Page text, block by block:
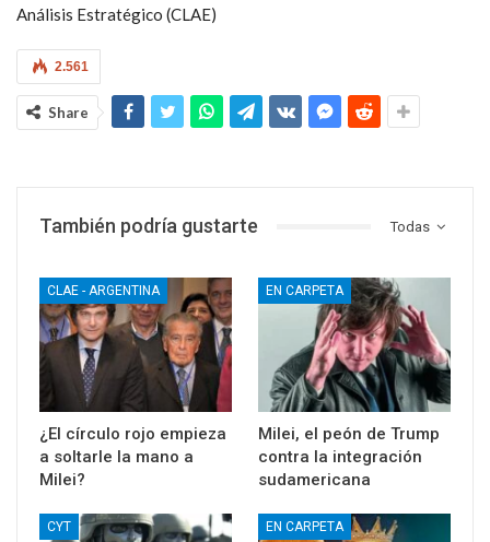
Análisis Estratégico (CLAE)
2.561
Share
Todas
También podría gustarte
CLAE - ARGENTINA
¿El círculo rojo empieza
a soltarle la mano a
Milei?
EN CARPETA
Milei, el peón de Trump
contra la integración
sudamericana
CYT EN CARPETA